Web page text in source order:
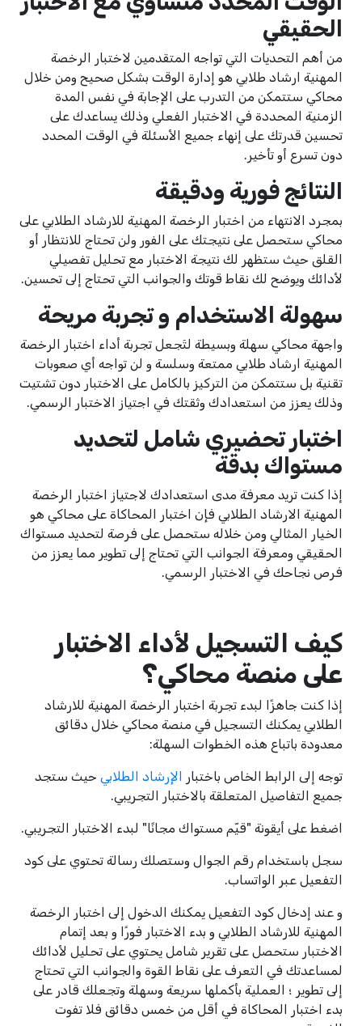
الحقيقي
من أهم التحديات التي تواجه المتقدمين لاختبار الرخصة
المهنية ارشاد طلابي هو إدارة الوقت بشكل صحيح ومن خلال
محاكي ستتمكن من التدرب على الإجابة في نفس المدة
الزمنية المحددة في الاختبار الفعلي وذلك يساعدك على
تحسين قدرتك على إنهاء جميع الأسئلة في الوقت المحدد
دون تسرع أو تأخير.
النتائج فورية ودقيقة
بمجرد الانتهاء من اختبار الرخصة المهنية للارشاد الطلابي على
محاكي ستحصل على نتيجتك على الفور ولن تحتاج للانتظار أو
القلق حيث ستظهر لك نتيجة الاختبار مع تحليل تفصيلي
لأدائك ويوضح لك نقاط قوتك والجوانب التي تحتاج إلى تحسين.
سهولة الاستخدام و تجربة مريحة
واجهة محاكي سهلة وبسيطة لتَجعل تجربة أداء اختبار الرخصة
المهنية ارشاد طلابي ممتعة وسلسة و لن تواجه أي صعوبات
تقنية بل ستتمكن من التركيز بالكامل على الاختبار دون تشتيت
وذلك يعزز من استعدادك وثقتك في اجتياز الاختبار الرسمي.
اختبار تحضيري شامل لتحديد
مستواك بدقة
إذا كنت تريد معرفة مدى استعدادك لاجتياز اختبار الرخصة
المهنية الارشاد الطلابي فإن اختبار المحاكاة على محاكي هو
الخيار المثالي ومن خلاله ستحصل على فرصة لتحديد مستواك
الحقيقي ومعرفة الجوانب التي تحتاج إلى تطوير مما يعزز من
فرص نجاحك في الاختبار الرسمي.
كيف التسجيل لأداء الاختبار
على منصة محاكي؟
إذا كنت جاهزًا لبدء تجربة اختبار الرخصة المهنية للارشاد
الطلابي يمكنك التسجيل في منصة محاكي خلال دقائق
معدودة باتباع هذه الخطوات السهلة:
توجه إلى الرابط الخاص باختبار الإرشاد الطلابي حيث ستجد
جميع التفاصيل المتعلقة بالاختبار التجريبي.
اضغط على أيقونة "قيّم مستواك مجانًا" لبدء الاختبار التجريبي.
سجل باستخدام رقم الجوال وستصلك رسالة تحتوي على كود
التفعيل عبر الواتساب.
و عند إدخال كود التفعيل يمكنك الدخول إلى اختبار الرخصة
المهنية للارشاد الطلابي و بدء الاختبار فورًا و بعد إتمام
الاختبار ستحصل على تقرير شامل يحتوي على تحليل لأدائك
لمساعدتك في التعرف على نقاط القوة والجوانب التي تحتاج
إلى تطوير ؛ العملية بأكملها سريعة وسهلة وتجعلك قادر على
بدء اختبار المحاكاة في أقل من خمس دقائق فلا تفوت